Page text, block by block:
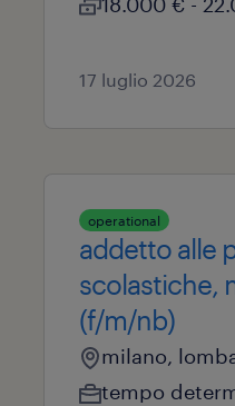
17 luglio 2026
operational
addetto alle
scolastiche,
(f/m/nb)
milano,
tempo